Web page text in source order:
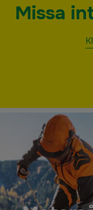
Missa